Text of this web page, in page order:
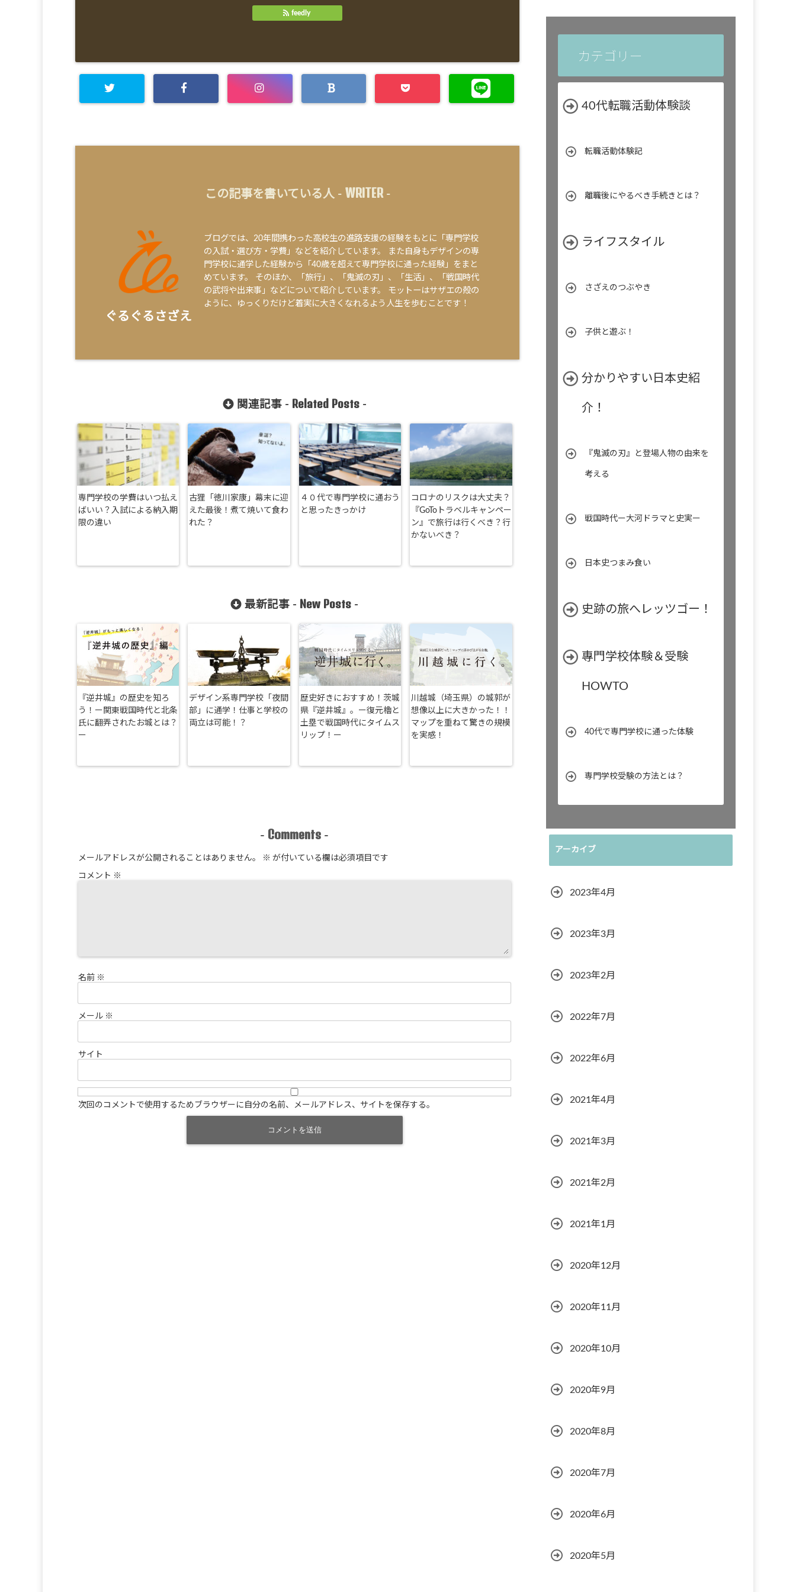
feedly
この記事を書いている人 - WRITER-
ぐるぐるさざえ
ブログでは、20年間携わった高校生の進路支援の経験をもとに「専門学校
の入試・選び方・学費」などを紹介しています。 また自身もデザインの専
門学校に通学した経験から「40歳を超えて専門学校に通った経験」をまと
めています。 そのほか、「旅行」、「鬼滅の刃」、「生活」、「戦国時代
の武将や出来事」などについて紹介しています。 モットーはサザエの殻の
ように、ゆっくりだけど着実に大きくなれるよう人生を歩むことです！
関連記事 - Related Posts-
専門学校の学費はいつ払え
ばいい？入試による納入期
限の違い
古狸「徳川家康」幕末に迎
えた最後！煮て焼いて食わ
れた？
４０代で専門学校に通おう
と思ったきっかけ
コロナのリスクは大丈夫？
『GoToトラベルキャンペー
ン』で旅行は行くべき？行
かないべき？
最新記事 - New Posts -
『逆井城』の歴史を知ろ
う！ー関東戦国時代と北条
氏に翻弄されたお城とは？
ー
デザイン系専門学校「夜間
部」に通学！仕事と学校の
両立は可能！？
歴史好きにおすすめ！茨城
県『逆井城』。ー復元櫓と
土塁で戦国時代にタイムス
リップ！ー
川越城（埼玉県）の城郭が
想像以上に大きかった！！
マップを重ねて驚きの規模
を実感！
- Comments -
メールアドレスが公開されることはありません。 ※ が付いている欄は必須項目です
コメント ※
名前 ※
メール ※
サイト
次回のコメントで使用するためブラウザーに自分の名前、メールアドレス、サイトを保存する。
カテゴリー
40代転職活動体験談
転職活動体験記
離職後にやるべき手続きとは？
ライフスタイル
さざえのつぶやき
子供と遊ぶ！
分かりやすい日本史紹
介！
『鬼滅の刃』と登場人物の由来を
考える
戦国時代ー大河ドラマと史実ー
日本史つまみ食い
史跡の旅へレッツゴー！
專門学校体験＆受験
HOWTO
40代で専門学校に通った体験
専門学校受験の方法とは？
アーカイブ
2023年4月
2023年3月
2023年2月
2022年7月
2022年6月
2021年4月
2021年3月
2021年2月
2021年1月
2020年12月
2020年11月
2020年10月
2020年9月
2020年8月
2020年7月
2020年6月
2020年5月